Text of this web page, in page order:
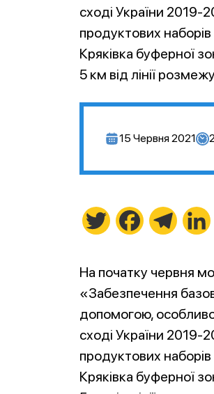
сході України 2019-
продуктових
Кряківка буферної
5 км від лінії
15 Червня 2021
Twitter Facebook
На початку червня
«Забезпечення
допомогою,
сході України 2019-
продуктових
Кряківка буферної